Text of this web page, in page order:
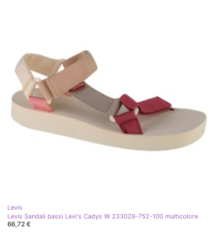
Levis
Levis Sandali bassi Levi's Cadys W 233029-752-100 multicolore
66,72 €